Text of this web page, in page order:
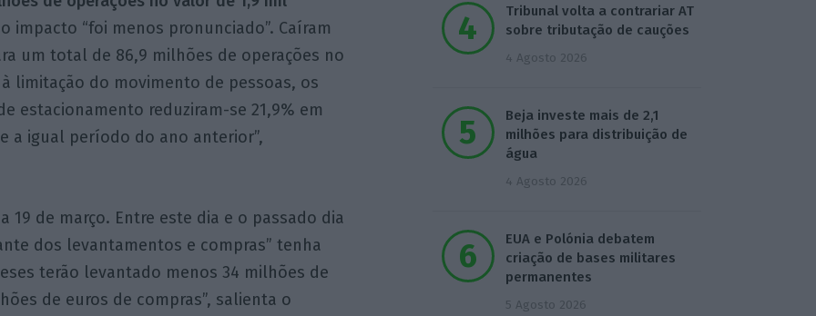
impacto “foi menos pronunciado”. Caíram
um total de 86,9 milhões de operações no
limitação do movimento de pessoas, os
estacionamento reduziram-se 21,9% em
a igual período do ano anterior”,
19 de março. Entre este dia e o passado dia
dos levantamentos e compras” tenha
terão levantado menos 34 milhões de
de euros de compras”, salienta o
Tribunal volta a contrariar AT
sobre tributação de cauções
4 Agosto 2026
Beja investe mais de 2,1
milhões para distribuição de
água
4 Agosto 2026
EUA e Polónia debatem
criação de bases militares
permanentes
5 Agosto 2026